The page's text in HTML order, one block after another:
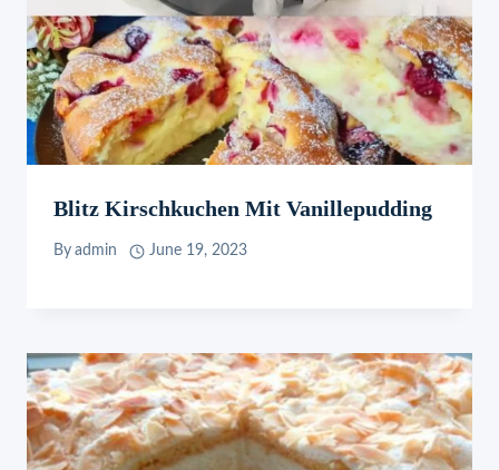
Blitz Kirschkuchen Mit Vanillepudding
By admin June 19, 2023